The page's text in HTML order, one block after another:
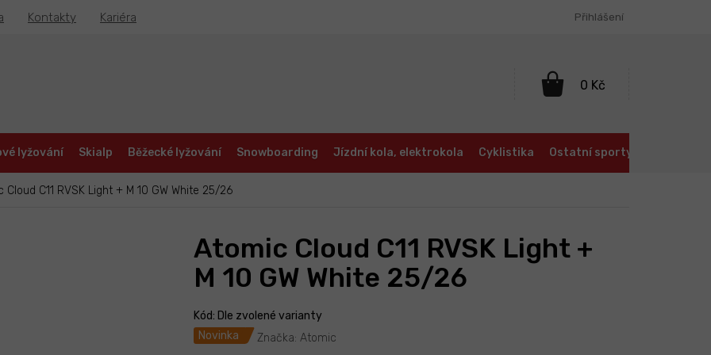
Kontakty Kariéra Přihlášení
NÁKUPNÍ
lyžování Skialp Běžecké lyžování Snowboarding Jízdní kola, elektrokola Cyklistika Ostatní sporty
Cloud C11 RVSK Light + M 10 GW White 25/26
Atomic Cloud C11 RVSK Light +
M 10 GW White 25/26
Kód: Dle zvolené varianty
Novinka
Značka: Atomic